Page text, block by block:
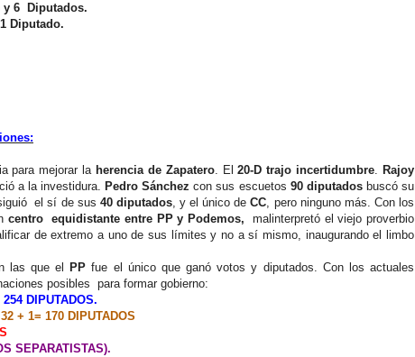
y 6 Diputados.
Diputado.
para mejorar la herencia de Zapatero. El20-D trajo incertidumbre. Rajoy
a la investidura. Pedro Sánchezcon sus escuetos 90 diputadosbuscó su
el sí de sus 40 diputados, y el único deCC, pero ninguno más. Con los
centro equidistante entre PP y Podemos, malinterpretó el viejo proverbio
de extremo a uno de sus límites y no a sí mismo, inaugurando el limbo
las que el PPfue el único que ganó votos y diputados. Con los actuales
posibles para formar gobierno:
DIPUTADOS.
+ 1= 170 DIPUTADOS
SEPARATISTAS).